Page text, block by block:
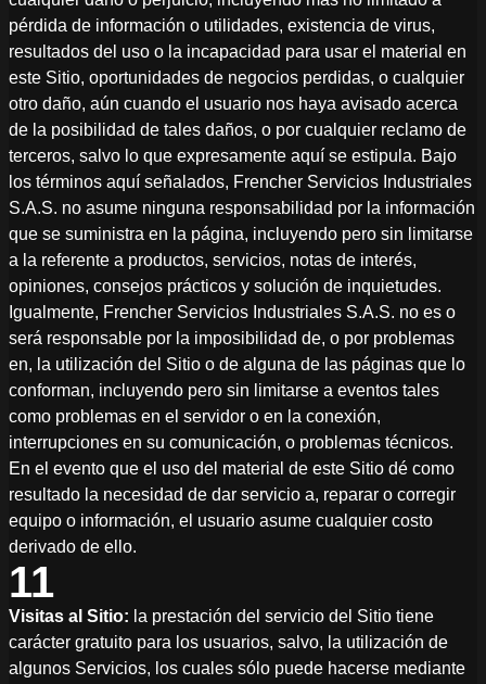
pérdida de información o utilidades, existencia de virus,
resultados del uso o la incapacidad para usar el material en
este Sitio, oportunidades de negocios perdidas, o cualquier
otro daño, aún cuando el usuario nos haya avisado acerca
de la posibilidad de tales daños, o por cualquier reclamo de
terceros, salvo lo que expresamente aquí se estipula. Bajo
los términos aquí señalados, Frencher Servicios Industriales
S.A.S. no asume ninguna responsabilidad por la información
que se suministra en la página, incluyendo pero sin limitarse
a la referente a productos, servicios, notas de interés,
opiniones, consejos prácticos y solución de inquietudes.
Igualmente, Frencher Servicios Industriales S.A.S. no es o
será responsable por la imposibilidad de, o por problemas
en, la utilización del Sitio o de alguna de las páginas que lo
conforman, incluyendo pero sin limitarse a eventos tales
como problemas en el servidor o en la conexión,
interrupciones en su comunicación, o problemas técnicos.
En el evento que el uso del material de este Sitio dé como
resultado la necesidad de dar servicio a, reparar o corregir
equipo o información, el usuario asume cualquier costo
derivado de ello.
11
Visitas al Sitio: la prestación del servicio del Sitio tiene
carácter gratuito para los usuarios, salvo, la utilización de
algunos Servicios, los cuales sólo puede hacerse mediante